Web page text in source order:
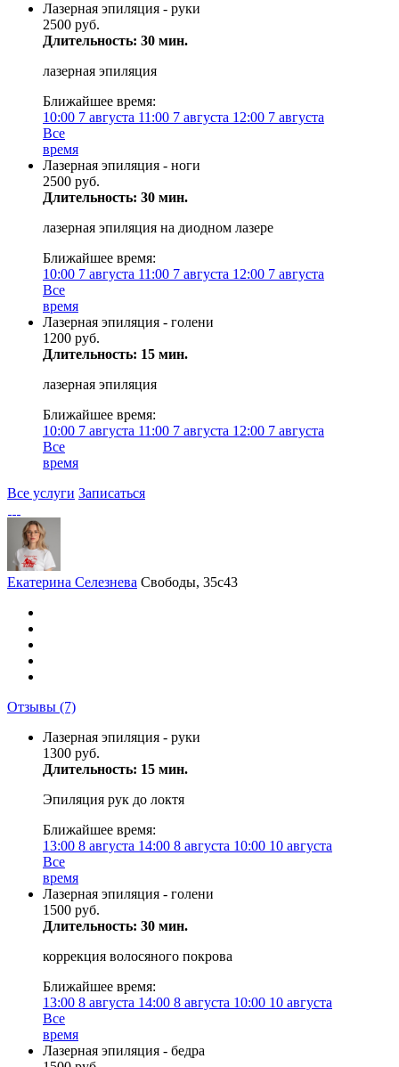
Лазерная эпиляция - руки
2500 руб.
Длительность: 30 мин.
лазерная эпиляция
Ближайшее время:
10:00 7 августа 11:00 7 августа 12:00 7 августа
Все
время
Лазерная эпиляция - ноги
2500 руб.
Длительность: 30 мин.
лазерная эпиляция на диодном лазере
Ближайшее время:
10:00 7 августа 11:00 7 августа 12:00 7 августа
Все
время
Лазерная эпиляция - голени
1200 руб.
Длительность: 15 мин.
лазерная эпиляция
Ближайшее время:
10:00 7 августа 11:00 7 августа 12:00 7 августа
Все
время
Все услуги Записаться
Екатерина Селезнева Свободы, 35с43
Отзывы (7)
Лазерная эпиляция - руки
1300 руб.
Длительность: 15 мин.
Эпиляция рук до локтя
Ближайшее время:
13:00 8 августа 14:00 8 августа 10:00 10 августа
Все
время
Лазерная эпиляция - голени
1500 руб.
Длительность: 30 мин.
коррекция волосяного покрова
Ближайшее время:
13:00 8 августа 14:00 8 августа 10:00 10 августа
Все
время
Лазерная эпиляция - бедра